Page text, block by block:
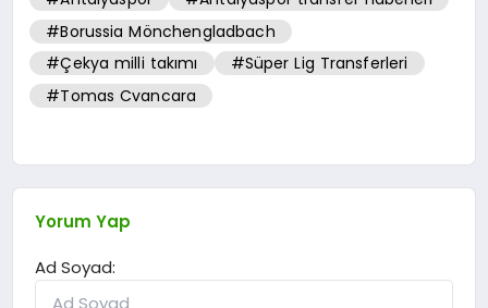
#Borussia Mönchengladbach
#Çekya milli takımı
#Süper Lig Transferleri
#Tomas Cvancara
Yorum Yap
Ad Soyad: